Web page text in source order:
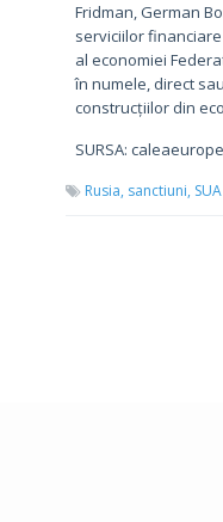
Fridman, German
serviciilor
al economiei
în numele, direct
construcțiilor din
SURSA:
Rusia, sanctiuni, SUA